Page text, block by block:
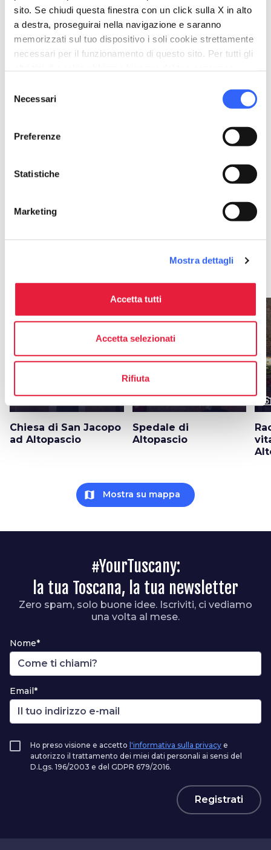
sito. Se chiudi questa finestra con un click sulla X in alto
a destra, proseguirai nella navigazione e saranno
memorizzati sul tuo dispositivo i soli cookie strettamente
necessari per il funzionamento di questo sito. Per tutti gli
delNecessari
Preferenze
Statistiche
Marketing
Mostra dettagli
Accetta tutti
Accetta selezionati
Rifiuta
Organizza
hotel Dove dormire chevron_right
restaurant
holiday_village Pacchetti e soggiorni chevron_right
chevron_right
Altre attrazioni a Altopascio
photo_camera
Chiesa di San Jacopo
ad Altopascio
favorite_border
photo_camera
Spedale di
Altopascio
favorite_border
map Mostra su mappa
#YourTuscany:
la tua Toscana, la tua newsletter
Zero spam, solo buone idee. Iscriviti, ci vediamo
una volta al mese.
Nome*
Email*
Ho preso visione e accetto l'informativa sulla privacy e
autorizzo il trattamento dei miei dati personali ai sensi del
D.Lgs. 196/2003 e del GDPR 679/2016.
Registrati